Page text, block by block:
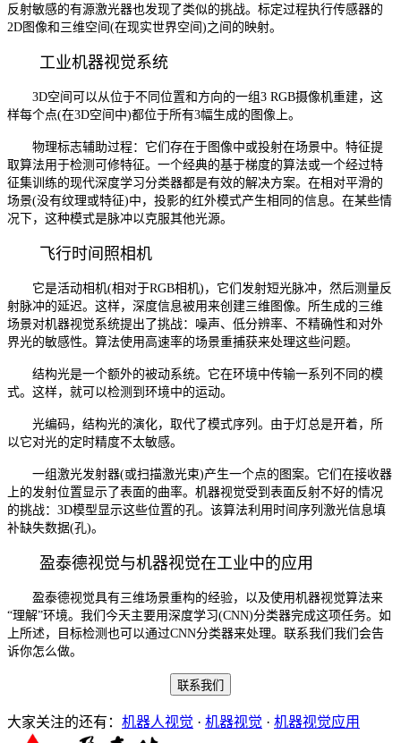
反射敏感的有源激光器也发现了类似的挑战。标定过程执行传感器的
2D图像和三维空间(在现实世界空间)之间的映射。
工业机器视觉系统
3D空间可以从位于不同位置和方向的一组3 RGB摄像机重建，这
样每个点(在3D空间中)都位于所有3幅生成的图像上。
物理标志辅助过程：它们存在于图像中或投射在场景中。特征提
取算法用于检测可修特征。一个经典的基于梯度的算法或一个经过特
征集训练的现代深度学习分类器都是有效的解决方案。在相对平滑的
场景(没有纹理或特征)中，投影的红外模式产生相同的信息。在某些情
况下，这种模式是脉冲以克服其他光源。
飞行时间照相机
它是活动相机(相对于RGB相机)，它们发射短光脉冲，然后测量反
射脉冲的延迟。这样，深度信息被用来创建三维图像。所生成的三维
场景对机器视觉系统提出了挑战：噪声、低分辨率、不精确性和对外
界光的敏感性。算法使用高速率的场景重捕获来处理这些问题。
结构光是一个额外的被动系统。它在环境中传输一系列不同的模
式。这样，就可以检测到环境中的运动。
光编码，结构光的演化，取代了模式序列。由于灯总是开着，所
以它对光的定时精度不太敏感。
一组激光发射器(或扫描激光束)产生一个点的图案。它们在接收器
上的发射位置显示了表面的曲率。机器视觉受到表面反射不好的情况
的挑战：3D模型显示这些位置的孔。该算法利用时间序列激光信息填
补缺失数据(孔)。
盈泰德视觉与机器视觉在工业中的应用
盈泰德视觉具有三维场景重构的经验，以及使用机器视觉算法来
“理解”环境。我们今天主要用深度学习(CNN)分类器完成这项任务。如
上所述，目标检测也可以通过CNN分类器来处理。联系我们我们会告
诉你怎么做。
联系我们
大家关注的还有： 机器人视觉 · 机器视觉 · 机器视觉应用